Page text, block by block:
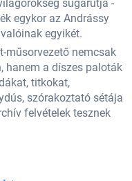
sugárútja -
egykor az Andrássy
egyikét.
műsorvezető nemcsak
hanem a díszes paloták
titkokat,
szórakoztató sétája
felvételek tesznek